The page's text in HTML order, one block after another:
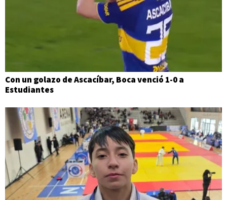
Con un golazo de Ascacíbar, Boca venció 1-0 a
Estudiantes